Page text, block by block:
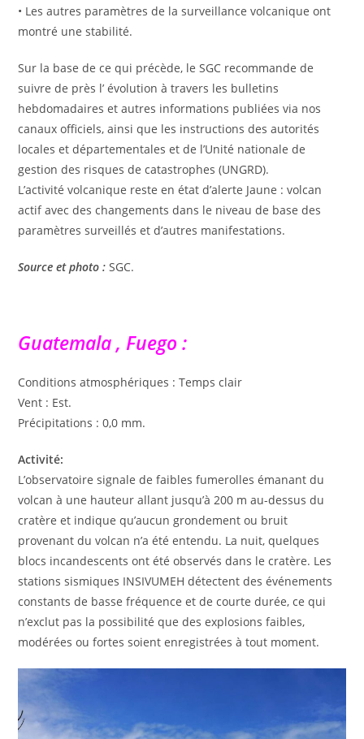
• Les autres paramètres de la surveillance volcanique ont
montré une stabilité.
Sur la base de ce qui précède, le SGC recommande de
suivre de près l’ évolution à travers les bulletins
hebdomadaires et autres informations publiées via nos
canaux officiels, ainsi que les instructions des autorités
locales et départementales et de l’Unité nationale de
gestion des risques de catastrophes (UNGRD).
L’activité volcanique reste en état d’alerte Jaune : volcan
actif avec des changements dans le niveau de base des
paramètres surveillés et d’autres manifestations.
Source et photo : SGC.
Guatemala , Fuego :
Conditions atmosphériques : Temps clair
Vent : Est.
Précipitations : 0,0 mm.
Activité:
L’observatoire signale de faibles fumerolles émanant du
volcan à une hauteur allant jusqu’à 200 m au-dessus du
cratère et indique qu’aucun grondement ou bruit
provenant du volcan n’a été entendu. La nuit, quelques
blocs incandescents ont été observés dans le cratère. Les
stations sismiques INSIVUMEH détectent des événements
constants de basse fréquence et de courte durée, ce qui
n’exclut pas la possibilité que des explosions faibles,
modérées ou fortes soient enregistrées à tout moment.